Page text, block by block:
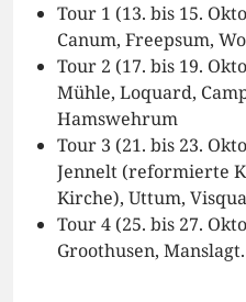
Tour 1 (13. bis 15.
Canum, Freepsum,
Tour 2 (17. bis 19.
Mühle, Loquard,
Hamswehrum
Tour 3 (21. bis 23.
Jennelt (reformierte
Kirche), Uttum,
Tour 4 (25. bis 27.
Groothusen, Manslagt.